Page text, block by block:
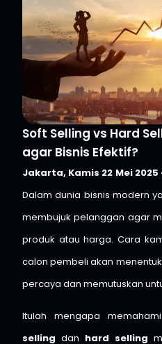
Soft Selling vs Hard
agar Bisnis Efektif?
Jakarta, Kamis 22 Mei
Dalam dunia bisnis modern
membujuk pelanggan agar
produk atau harga. Cara
calon pembeli akan
percaya dan memutuskan
Itulah mengapa
selling dan hard selling